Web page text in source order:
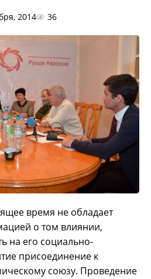
2014 36
время не обладает
о том влиянии,
на его социально-
присоединение к
союзу. Проведение